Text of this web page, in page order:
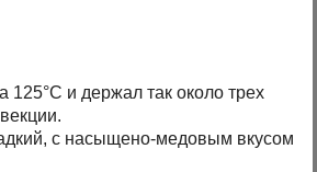
125°С и держал так около трех
с насыщено-медовым вкусом